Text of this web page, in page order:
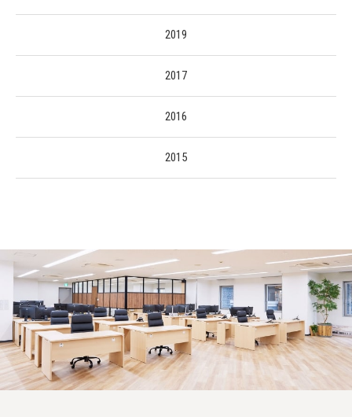
2019
2017
2016
2015